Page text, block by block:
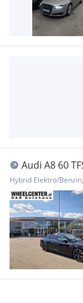
Audi A8 60